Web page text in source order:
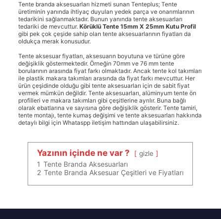
Tente branda aksesuarları hizmeti sunan Tenteplus; Tente
üretiminin yanında ihtiyaç duyulan yedek parça ve onarımlarının
tedarikini sağlanmaktadır. Bunun yanında tente aksesuarları
tedariki de mevcuttur. Körüklü Tente 15mm X 25mm Kutu Profil
gibi pek çok çeşide sahip olan tente aksesuarlarının fiyatları da
oldukça merak konusudur.
Tente aksesuar fiyatları, aksesuarın boyutuna ve türüne göre
değişiklik göstermektedir. Örneğin 70mm ve 76 mm tente
borularının arasında fiyat farkı olmaktadır. Ancak tente kol takımları
ile plastik makara takımları arasında da fiyat farkı mevcuttur. Her
ürün çeşidinde olduğu gibi tente aksesuarları için de sabit fiyat
vermek mümkün değildir. Tente aksesuarları, alüminyum tente ön
profilleri ve makara takımları gibi çeşitlerine ayrılır. Buna bağlı
olarak ebatlarına ve sayısına göre değişiklik gösterir. Tente tamiri,
tente montajı, tente kumaş değişimi ve tente aksesuarları hakkında
detaylı bilgi için Whataspp iletişim hattından ulaşabilirsiniz.
Yazının içinde ne var ? gizle
1 Tente Branda Aksesuarları
2 Tente Branda Aksesuar Çeşitleri ve Fiyatları